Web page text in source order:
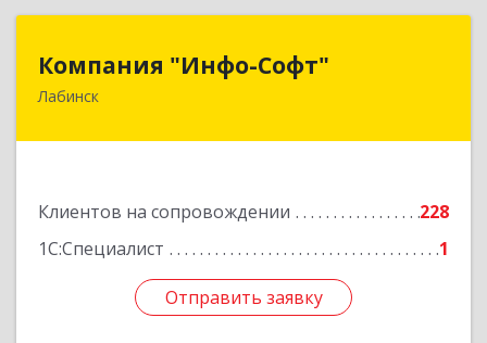
Компания "Инфо-Софт"
Лабинск
Клиентов на сопровождении
228
1С:Специалист
1
Отправить заявку
Компания "Инфо-Софт"
352500, Краснодарский край, Лабинский р-н,
Отправить заявку